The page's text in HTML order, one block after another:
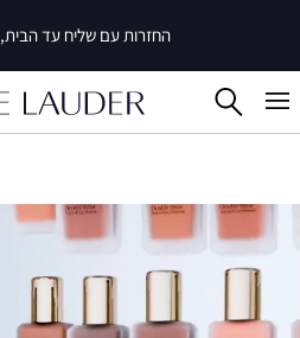
החזרות עם שליח עד הבית,